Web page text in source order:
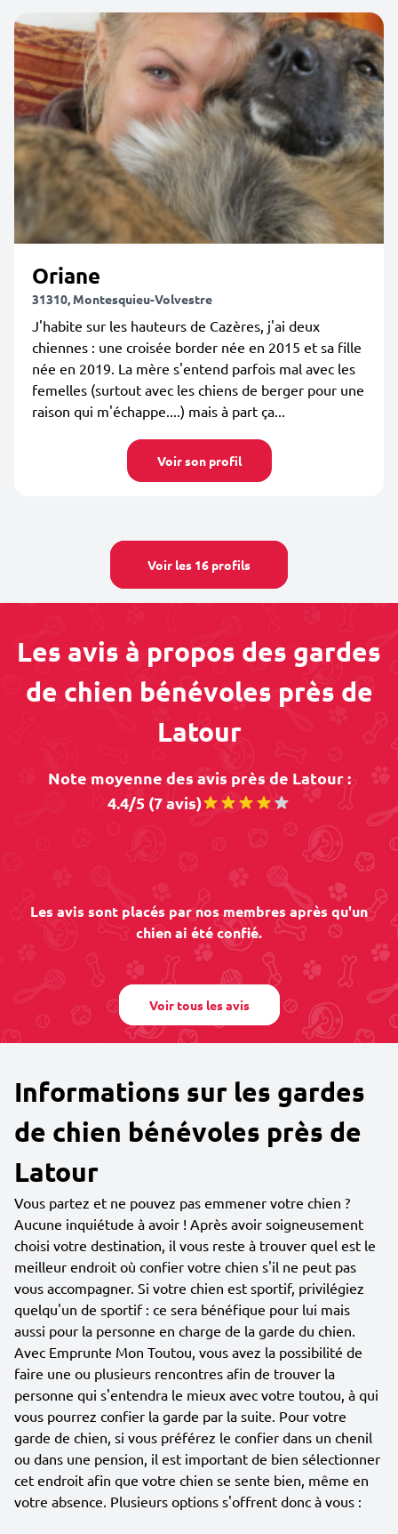
Oriane
31310, Montesquieu-Volvestre
J'habite sur les hauteurs de Cazères, j'ai deux
chiennes : une croisée border née en 2015 et sa fille
née en 2019. La mère s'entend parfois mal avec les
femelles (surtout avec les chiens de berger pour une
raison qui m'échappe....) mais à part ça...
Voir son profil
Voir les 16 profils
Les avis à propos des gardes
de chien bénévoles près de
Latour
Note moyenne des avis près de Latour :
4.4/5 (7 avis)
Les avis sont placés par nos membres après qu'un
chien ai été confié.
Voir tous les avis
Informations sur les gardes
de chien bénévoles près de
Latour
Vous partez et ne pouvez pas emmener votre chien ?
Aucune inquiétude à avoir ! Après avoir soigneusement
choisi votre destination, il vous reste à trouver quel est le
meilleur endroit où confier votre chien s'il ne peut pas
vous accompagner. Si votre chien est sportif, privilégiez
quelqu'un de sportif : ce sera bénéfique pour lui mais
aussi pour la personne en charge de la garde du chien.
Avec Emprunte Mon Toutou, vous avez la possibilité de
faire une ou plusieurs rencontres afin de trouver la
personne qui s'entendra le mieux avec votre toutou, à qui
vous pourrez confier la garde par la suite. Pour votre
garde de chien, si vous préférez le confier dans un chenil
ou dans une pension, il est important de bien sélectionner
cet endroit afin que votre chien se sente bien, même en
votre absence. Plusieurs options s'offrent donc à vous :